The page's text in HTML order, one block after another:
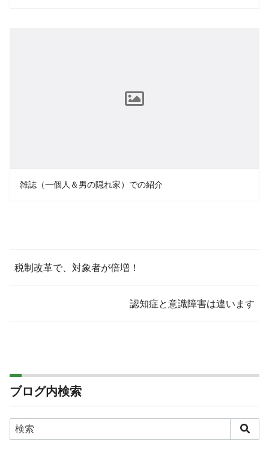
雑誌（一個人＆男の隠れ家）での紹介
税制改革で、対象者が倍増！
認知症と意識障害は違います
ブログ内検索